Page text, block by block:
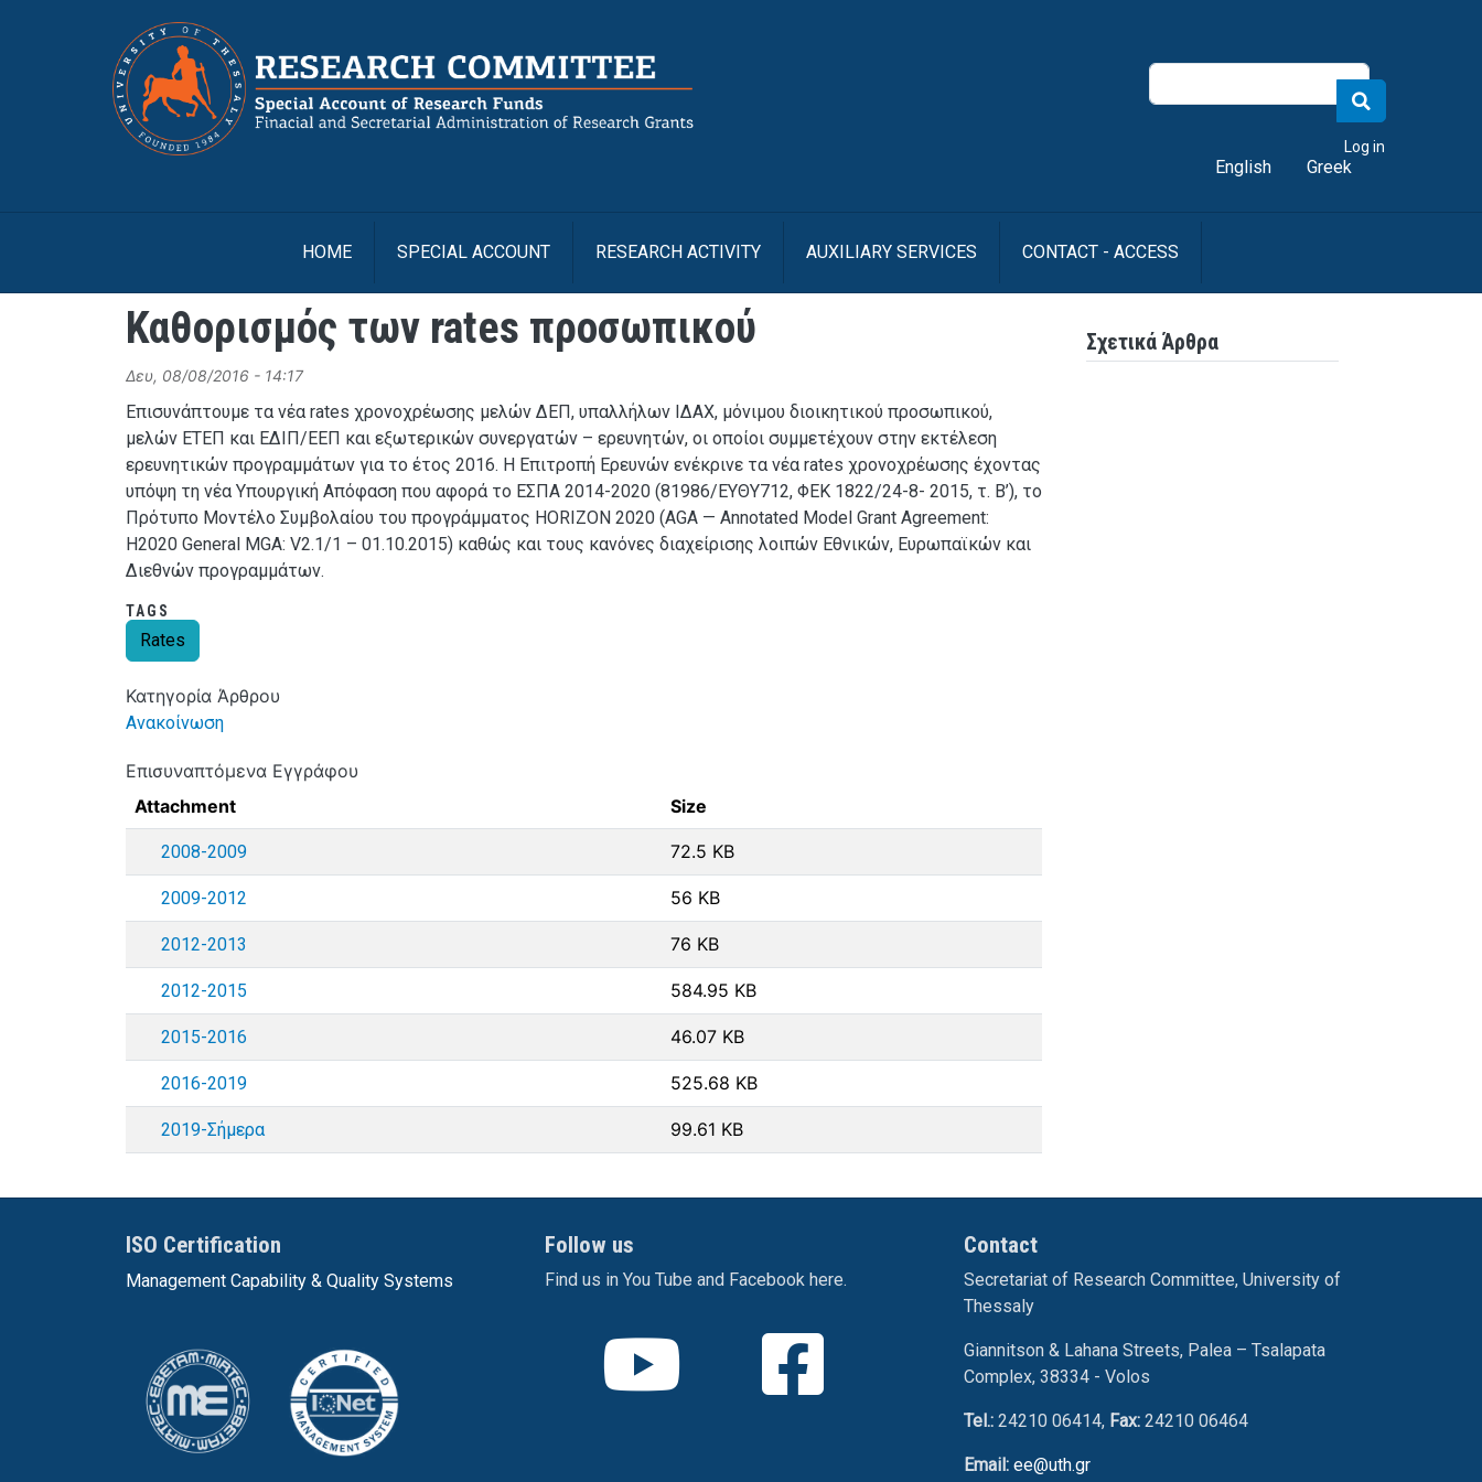
Log in
English Greek
HOME SPECIAL ACCOUNT RESEARCH ACTIVITY AUXILIARY SERVICES CONTACT - ACCESS
Καθορισμός των rates προσωπικού
Δευ, 08/08/2016 - 14:17
Επισυνάπτουμε τα νέα rates χρονοχρέωσης μελών ΔΕΠ, υπαλλήλων ΙΔΑΧ, μόνιμου διοικητικού προσωπικού,
μελών ΕΤΕΠ και ΕΔΙΠ/ΕΕΠ και εξωτερικών συνεργατών – ερευνητών, οι οποίοι συμμετέχουν στην εκτέλεση
ερευνητικών προγραμμάτων για το έτος 2016. Η Επιτροπή Ερευνών ενέκρινε τα νέα rates χρονοχρέωσης έχοντας
υπόψη τη νέα Υπουργική Απόφαση που αφορά το ΕΣΠΑ 2014-2020 (81986/ΕΥΘΥ712, ΦΕΚ 1822/24-8- 2015, τ. Β’), το
Πρότυπο Μοντέλο Συμβολαίου του προγράμματος HORIZON 2020 (AGA — Annotated Model Grant Agreement:
H2020 General MGA: V2.1/1 – 01.10.2015) καθώς και τους κανόνες διαχείρισης λοιπών Εθνικών, Ευρωπαϊκών και
Διεθνών προγραμμάτων.
TAGS
Rates
Κατηγορία Άρθρου
Ανακοίνωση
Επισυναπτόμενα Εγγράφου
Attachment
Size
2008-2009 72.5 KB
2009-2012 56 KB
2012-2013 76 KB
2012-2015 584.95 KB
2015-2016 46.07 KB
2016-2019 525.68 KB
2019-Σήμερα 99.61 KB
Σχετικά Άρθρα
ISO Certification
Management Capability & Quality Systems
Follow us
Find us in You Tube and Facebook here.
Contact
Secretariat of Research Committee, University of
Thessaly
Giannitson & Lahana Streets, Palea – Tsalapata
Complex, 38334 - Volos
Tel.: 24210 06414, Fax: 24210 06464
Email: ee@uth.gr